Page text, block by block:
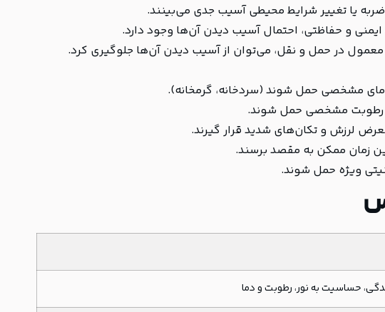
یا تغییر شرایط محیطی آسیب جدی می‌بینند.
و حفاظتی، احتمال آسیب دیدن آن‌ها وجود دارد.
معمول در حمل و نقل، می‌توان از آسیب دیدن آن‌ها جلوگیری کرد.
مشخصی حمل شوند (سردخانه، گرمخانه).
رطوبت مشخصی حمل شوند.
لرزش و تکان‌های شدید قرار گیرند.
زمان ممکن به مقصد برسند.
ویژه حمل شوند.
حساسیت به نور، رطوبت و دما